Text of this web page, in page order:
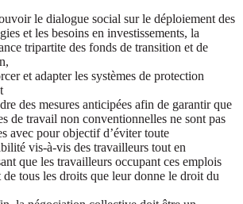
le dialogue social sur le déploiement des
et les besoins en investissements, la
tripartite des fonds de transition et de
et adapter les systèmes de protection
des mesures anticipées afin de garantir que
de travail non conventionnelles ne sont pas
avec pour objectif d’éviter toute
vis-à-vis des travailleurs tout en
que les travailleurs occupant ces emplois
de tous les droits que leur donne le droit du